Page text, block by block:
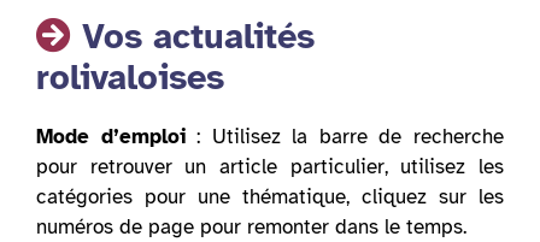
Vos actualités
rolivaloises
Mode d’emploi: Utilisez la barre de recherche
pour retrouver un article particulier, utilisez les
catégories pour une thématique, cliquez sur les
numéros de page pour remonter dans le temps.